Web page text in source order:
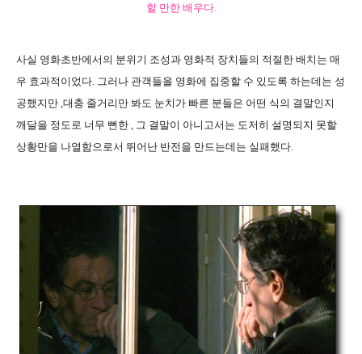
할 만한 배우다.
사실 영화초반에서의 분위기 조성과 영화적 장치들의 적절한 배치는 매
우 효과적이었다. 그러나 관객들을 영화에 집중할 수 있도록 하는데는 성
공했지만 ,대충 줄거리만 봐도 눈치가 빠른 분들은 어떤 식의 결말인지
깨달을 정도로 너무 뻔한 , 그 결말이 아니고서는 도저히 설명되지 못할
상황만을 나열함으로서 뛰어난 반전을 만드는데는 실패했다.